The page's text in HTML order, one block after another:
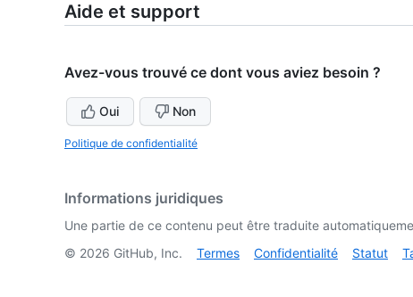
Aide et support
Avez-vous trouvé ce dont vous aviez besoin ?
Oui Non
Politique de confidentialité
Informations juridiques
Une partie de ce contenu peut être traduite
© 2026 GitHub, Inc. Termes Confidentialité Statut